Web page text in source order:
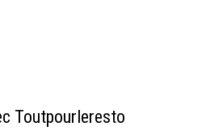
Toutpourleresto